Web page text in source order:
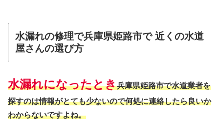
水漏れの修理で兵庫県姫路市で 近くの水道
屋さんの選び方
水漏れになったとき兵庫県姫路市で水道業者を
探すのは情報がとても少ないので何処に連絡したら良いか
わからないですよね。